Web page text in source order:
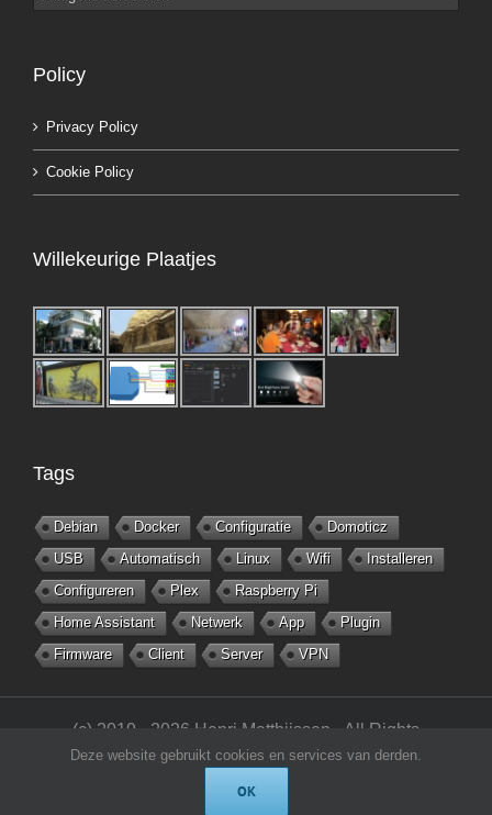
Policy
Privacy Policy
Cookie Policy
Willekeurige Plaatjes
Tags
Debian Docker Configuratie
Domoticz
USB
Automatisch Linux Wifi
Installeren
Configureren
Plex
Raspberry Pi
Home Assistant
Netwerk App
Plugin
Firmware
Client Server VPN
(c) 2019 - 2026 Henri Matthijssen - All Rights
Reserved -matthijsseninfo.nl
YouTube
Deze website gebruikt cookies en services van derden.
OK